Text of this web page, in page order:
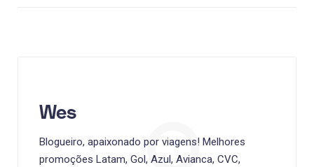
Wes
Blogueiro, apaixonado por viagens! Melhores
promoções Latam, Gol, Azul, Avianca, CVC,